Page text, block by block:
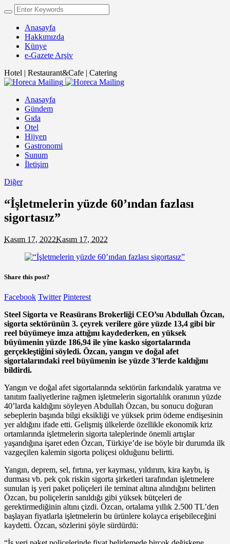
Anasayfa
Hakkımızda
Künye
e-Gazete Arşiv
Hotel | Restaurant&Cafe | Catering
Anasayfa
Gündem
Gıda
Otel
Hijyen
Gastronomi
Sunum
İletişim
Diğer
“İşletmelerin yüzde 60’ından fazlası
sigortasız”
Kasım 17, 2022Kasım 17, 2022
Share this post?
Facebook Twitter Pinterest
Steel Sigorta ve Reasürans Brokerliği CEO’su Abdullah Özcan,
sigorta sektörünün 3. çeyrek verilere göre yüzde 13,4 gibi bir
reel büyümeye imza attığını kaydederken, en yüksek
büyümenin yüzde 186,94 ile yine kasko sigortalarında
gerçekleştiğini söyledi. Özcan, yangın ve doğal afet
sigortalarındaki reel büyümenin ise yüzde 3’lerde kaldığını
bildirdi.
Yangın ve doğal afet sigortalarında sektörün farkındalık yaratma ve
tanıtım faaliyetlerine rağmen işletmelerin sigortalılık oranının yüzde
40’larda kaldığını söyleyen Abdullah Özcan, bu sonucu doğuran
sebeplerin başında bilgi eksikliği ve yüksek prim ödeme endişesinin
yer aldığını ifade etti. Gelişmiş ülkelerde özellikle ekonomik kriz
ortamlarında işletmelerin sigorta taleplerinde önemli artışlar
yaşandığına işaret eden Özcan, Türkiye’de ise böyle bir durumda ilk
vazgeçilen kalemin sigorta poliçesi olduğunu belirtti.
Yangın, deprem, sel, fırtına, yer kayması, yıldırım, kira kaybı, iş
durması vb. pek çok riskin sigorta şirketleri tarafından işletmelere
sunulan iş yeri paket poliçeleri ile teminat altına alındığını belirten
Özcan, bu poliçelerin sanıldığı gibi yüksek bütçeleri de
gerektirmediğinin altını çizdi. Özcan, ortalama yıllık 2.500 TL’den
başlayan fiyatlarla işletmelerin bu ürünlere kolayca erişebileceğini
kaydetti. Özcan, sözlerini şöyle sürdürdü: